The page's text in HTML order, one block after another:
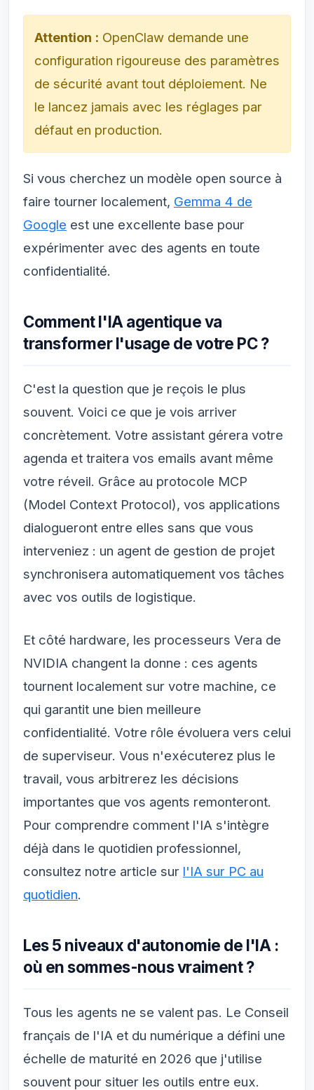
Attention : OpenClaw demande une
configuration rigoureuse des paramètres
de sécurité avant tout déploiement. Ne
le lancez jamais avec les réglages par
défaut en production.
Si vous cherchez un modèle open source à
faire tourner localement, Gemma 4 de
Google est une excellente base pour
expérimenter avec des agents en toute
confidentialité.
Comment l'IA agentique va
transformer l'usage de votre PC ?
C'est la question que je reçois le plus
souvent. Voici ce que je vois arriver
concrètement. Votre assistant gérera votre
agenda et traitera vos emails avant même
votre réveil. Grâce au protocole MCP
(Model Context Protocol), vos applications
dialogueront entre elles sans que vous
interveniez : un agent de gestion de projet
synchronisera automatiquement vos tâches
avec vos outils de logistique.
Et côté hardware, les processeurs Vera de
NVIDIA changent la donne : ces agents
tournent localement sur votre machine, ce
qui garantit une bien meilleure
confidentialité. Votre rôle évoluera vers celui
de superviseur. Vous n'exécuterez plus le
travail, vous arbitrerez les décisions
importantes que vos agents remonteront.
Pour comprendre comment l'IA s'intègre
déjà dans le quotidien professionnel,
consultez notre article sur l'IA sur PC au
quotidien.
Les 5 niveaux d'autonomie de l'IA :
où en sommes-nous vraiment ?
Tous les agents ne se valent pas. Le Conseil
français de l'IA et du numérique a défini une
échelle de maturité en 2026 que j'utilise
souvent pour situer les outils entre eux.